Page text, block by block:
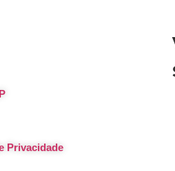
Privacidade